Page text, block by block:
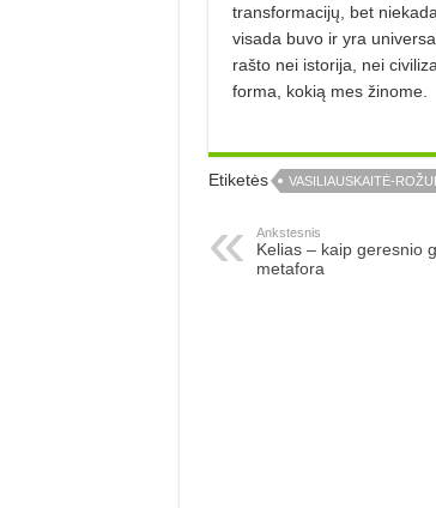
transformacijų, bet
visada buvo ir yra
rašto nei istorija, nei
forma, kokią mes žinome.
Etiketės VASILIAUSKAITĖ-
Ankstesnis
Kelias – kaip geresnio
metafora